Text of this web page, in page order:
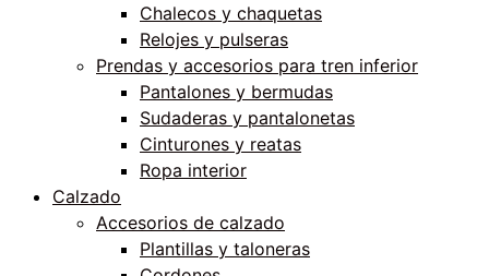
Chalecos y chaquetas
Relojes y pulseras
Prendas y accesorios para tren inferior
Pantalones y bermudas
Sudaderas y pantalonetas
Cinturones y reatas
Ropa interior
Calzado
Accesorios de calzado
Plantillas y taloneras